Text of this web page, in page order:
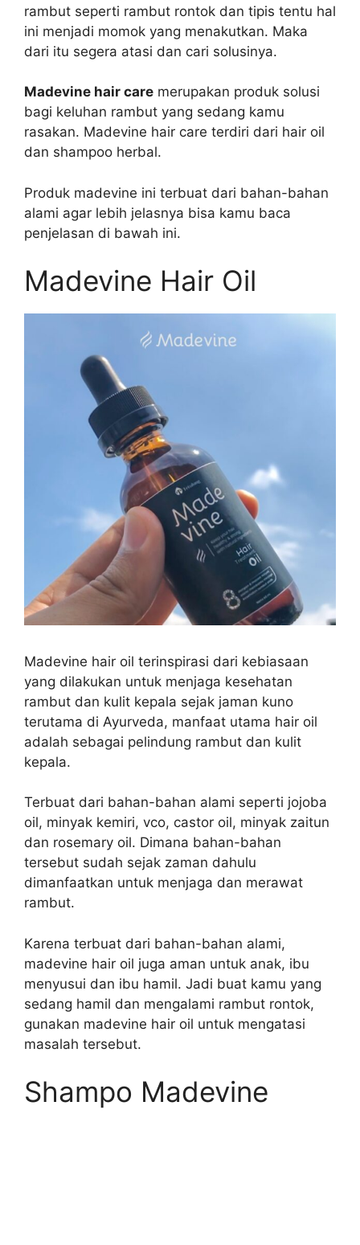
rambut seperti rambut rontok dan tipis tentu hal
ini menjadi momok yang menakutkan. Maka
dari itu segera atasi dan cari solusinya.
Madevine hair care merupakan produk solusi
bagi keluhan rambut yang sedang kamu
rasakan. Madevine hair care terdiri dari hair oil
dan shampoo herbal.
Produk madevine ini terbuat dari bahan-bahan
alami agar lebih jelasnya bisa kamu baca
penjelasan di bawah ini.
Madevine Hair Oil
Madevine hair oil terinspirasi dari kebiasaan
yang dilakukan untuk menjaga kesehatan
rambut dan kulit kepala sejak jaman kuno
terutama di Ayurveda, manfaat utama hair oil
adalah sebagai pelindung rambut dan kulit
kepala.
Terbuat dari bahan-bahan alami seperti jojoba
oil, minyak kemiri, vco, castor oil, minyak zaitun
dan rosemary oil. Dimana bahan-bahan
tersebut sudah sejak zaman dahulu
dimanfaatkan untuk menjaga dan merawat
rambut.
Karena terbuat dari bahan-bahan alami,
madevine hair oil juga aman untuk anak, ibu
menyusui dan ibu hamil. Jadi buat kamu yang
sedang hamil dan mengalami rambut rontok,
gunakan madevine hair oil untuk mengatasi
masalah tersebut.
Shampo Madevine